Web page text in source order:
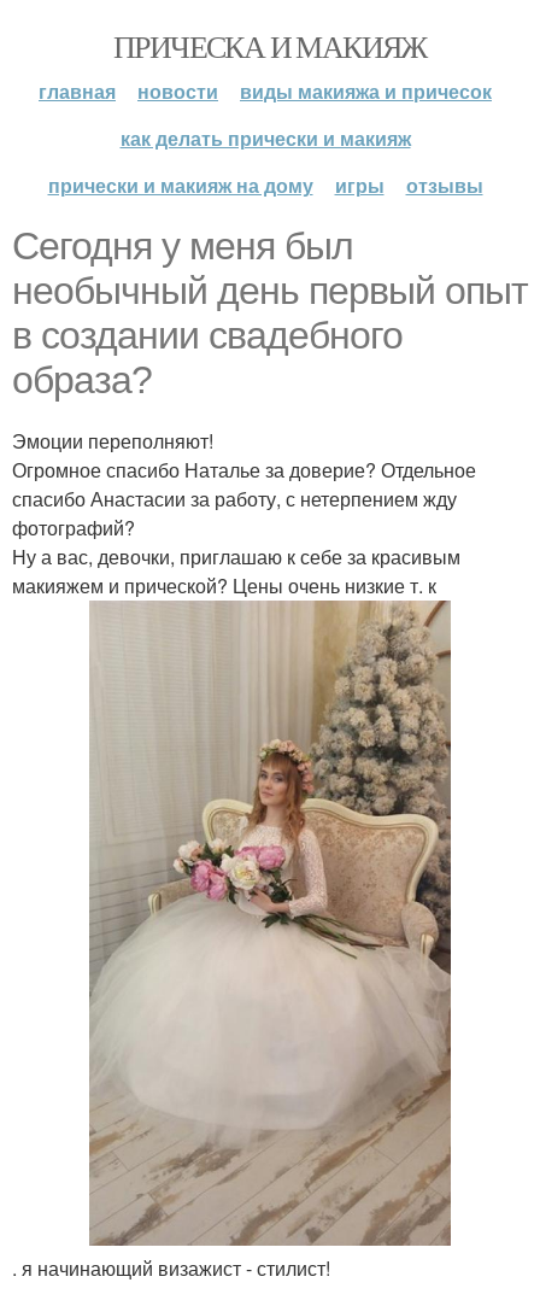
ПРИЧЕСКА И МАКИЯЖ
главная новости
виды макияжа и причесок
как делать прически и макияж
прически и макияж на дому
игры отзывы
Сегодня у меня был
необычный день первый опыт
в создании свадебного
образа?
Эмоции переполняют!
Огромное спасибо Наталье за доверие? Отдельное
спасибо Анастасии за работу, с нетерпением жду
фотографий?
Ну а вас, девочки, приглашаю к себе за красивым
макияжем и прической? Цены очень низкие т. к
. я начинающий визажист - стилист!